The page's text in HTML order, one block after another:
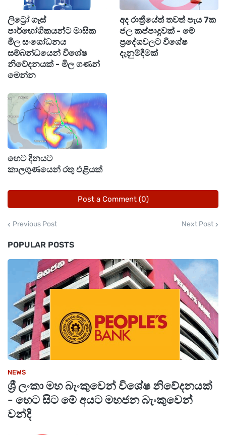
කෙසේ වෙතත් ගිගුරුම් සහිත වැසි සමඟ ඇතිවිය
හැකි තාවකාලික තද සුළංවලින් සහ අකුණු මඟින් සිදු
වන අනතුරු අවම කර ගැනීමට අවශ්‍ය පියවර
ගන්නා ලෙස එම දෙපාර්තමේන්තුව ජනතාවගෙන්
කාරුණිකව ඉල්ලා සිටියි.
ලිට්‍රෝ ගෑස්
පාර්භෝගිකයන්ට මාසික
මිල සංශෝධනය
සම්බන්ධයෙන් විශේෂ
නිවේදනයක් - මිල ගණන්
මෙන්න
අද රාත්‍රීයේත් තවත් පැය 7ක
ජල කප්පාදුවක් - මේ
ප්‍රදේශවලට විශේෂ
දැනුම්දීමක්
හෙට දිනයට
කාලගුණයෙන් රතු එළියක්
Post a Comment (0)
Previous Post Next Post
POPULAR POSTS
NEWS
ශ්‍රී ලංකා මහ බැංකුවෙන් විශේෂ නිවේදනයක්
- හෙට සිට මේ අයට මහජන බැංකුවෙන්
වන්දි